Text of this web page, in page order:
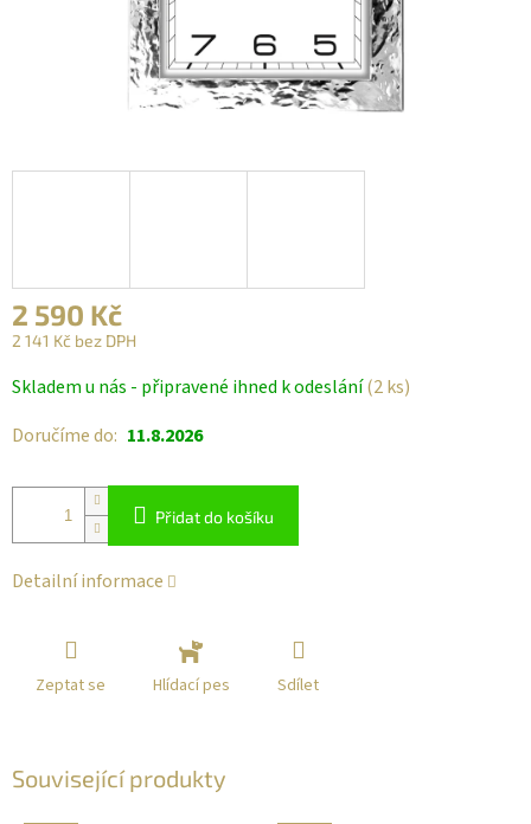
2 590 Kč
2 141 Kč bez DPH
cena:
Skladem u nás - připravené ihned k odeslání(2 ks)
Doručíme do: 11.8.2026
Přidat do košíku
Detailní informace
Zeptat se Hlídací pes Sdílet
Související produkty